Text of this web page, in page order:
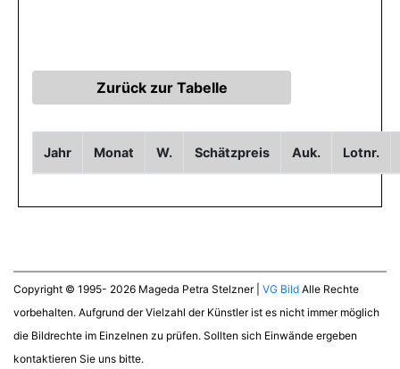
Jahr Monat W. Schätzpreis Auk. Lotnr.
Copyright © 1995- 2026 Mageda Petra Stelzner | VG Bild Alle Rechte
vorbehalten. Aufgrund der Vielzahl der Künstler ist es nicht immer möglich
die Bildrechte im Einzelnen zu prüfen. Sollten sich Einwände ergeben
kontaktieren Sie uns bitte.